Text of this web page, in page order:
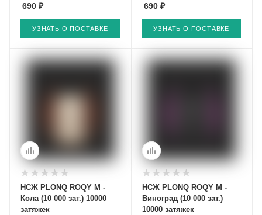
690 ₽
УЗНАТЬ О ПОСТАВКЕ
690 ₽
УЗНАТЬ О ПОСТАВКЕ
НСЖ PLONQ ROQY M -
Кола (10 000 зат.) 10000
затяжек
НСЖ PLONQ ROQY M -
Виноград (10 000 зат.)
10000 затяжек